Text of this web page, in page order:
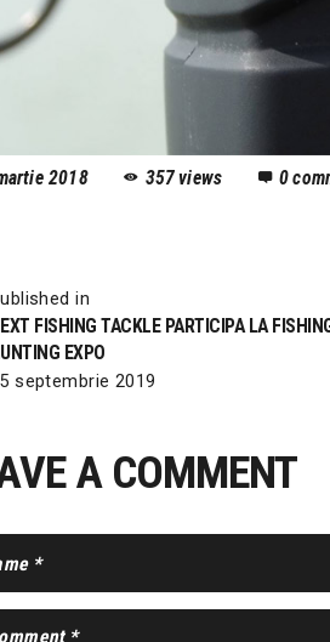
2018 357views 0
in
FISHING TACKLE PARTICIPA LA
EXPO
septembrie 2019
A COMMENT